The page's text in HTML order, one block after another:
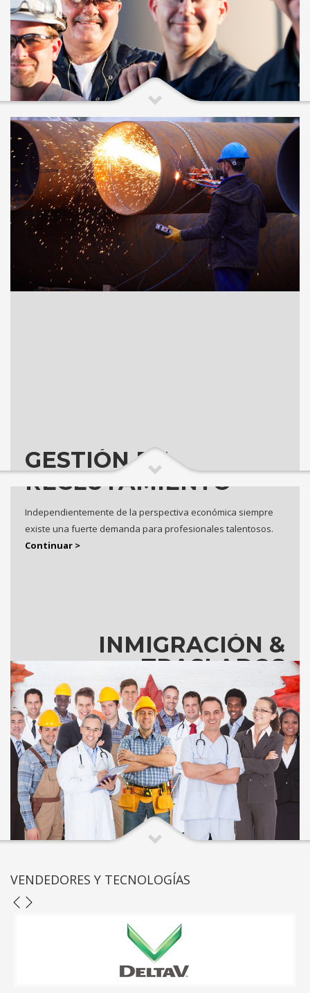
contratistas.
GESTIÓN DE
RECLUTAMIENTO
Independientemente de la perspectiva económica siempre
existe una fuerte demanda para profesionales talentosos.
Continuar >
INMIGRACIÓN &
TRASLADOS
INTERNACIONALES
Pengcorp presta experiencia profesional de calidad mundial
para estrategias de inmigración corporativa.
Continuar >
VENDEDORES Y TECNOLOGÍAS